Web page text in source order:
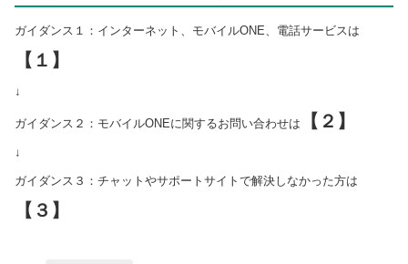
ガイダンス１：インターネット、モバイルONE、電話サービスは
【１】
↓
ガイダンス２：モバイルONEに関するお問い合わせは 【２】
↓
ガイダンス３：チャットやサポートサイトで解決しなかった方は
【３】